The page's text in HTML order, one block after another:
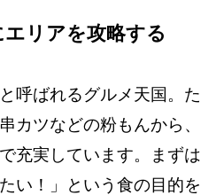
リアを攻略する
呼ばれるグルメ天国。た
カツなどの粉もんから、
充実しています。まずは
い！」という食の目的を